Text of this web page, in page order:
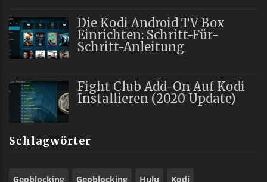
Die Kodi Android TV Box
Einrichten: Schritt-Für-
Schritt-Anleitung
Fight Club Add-On Auf Kodi
Installieren (2020 Update)
Schlagwörter
Geoblocking Geoblocking Hulu Kodi